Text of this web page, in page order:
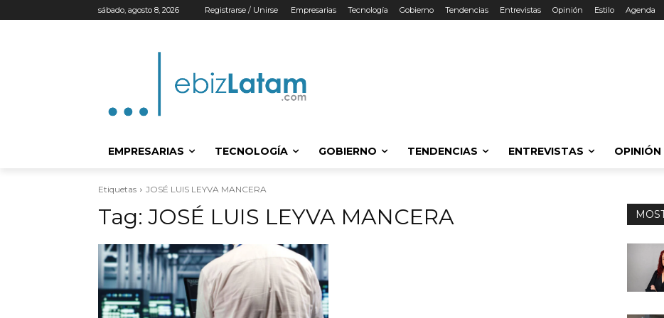
sábado, agosto 8, 2026 Registrarse / Unirse Empresarias Tecnología Gobierno Tendencias Entrevistas Opinión Estilo Agenda
EMPRESARIAS TECNOLOGÍA GOBIERNO TENDENCIAS ENTREVISTAS OPINIÓN
Etiquetas JOSÉ LUIS LEYVA MANCERA
Tag:JOSÉ LUIS LEYVA MANCERA